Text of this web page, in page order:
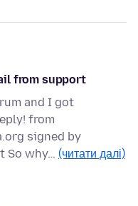
from support
and I got
from
signed by
So why… (читати далі)